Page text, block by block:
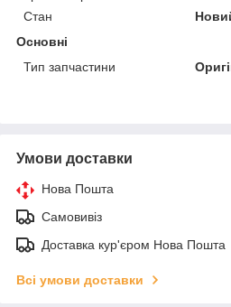
Стан
Основні
Тип запчастини
Умови доставки
Нова Пошта
Самовивіз
Доставка кур'єром Нова Пошта
Всі умови доставки